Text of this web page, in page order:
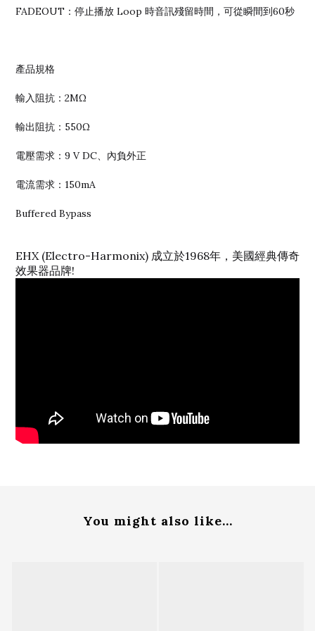
FADEOUT：停止播放 Loop 時音訊殘留時間，可從瞬間到60秒
產品規格
輸入阻抗：2MΩ
輸出阻抗：550Ω
電壓需求：9 V DC、內負外正
電流需求：150mA
Buffered Bypass
EHX (Electro-Harmonix) 成立於1968年，美國經典傳奇
效果器品牌!
You might also like...